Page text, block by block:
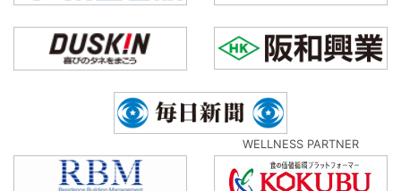
WELLNESS PARTNER